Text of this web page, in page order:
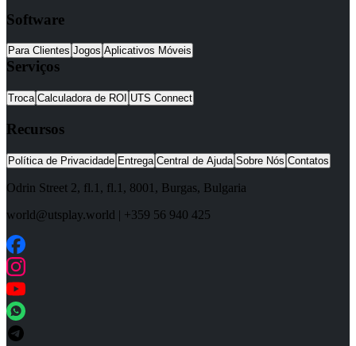
Software
Para Clientes Jogos Aplicativos Móveis
Serviços
Troca Calculadora de ROI UTS Connect
Recursos
Política de Privacidade Entrega Central de Ajuda Sobre Nós Contatos
Odrin Street 2, fl.1 , fl.1, 8001 , Burgas, Bulgaria
world@utsplay.world | +359 56 940 425